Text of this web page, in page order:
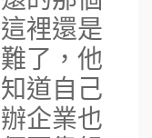
裡還是
了，他
道自己
企業也